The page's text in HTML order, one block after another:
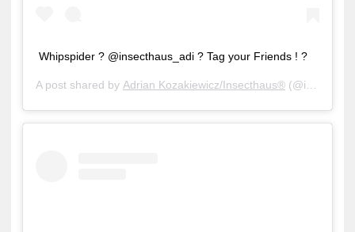
Whipspider ? @insecthaus_adi ? Tag your Friends ! ?
A post shared by Adrian Kozakiewicz/Insecthaus® (@insecthaus_adi) on